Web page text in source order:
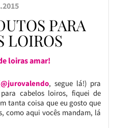
PARA
LOIROS
loiras amar!
@jurovalendo, segue lá!) pra
cabelos loiros, fiquei de
tanta coisa que eu gosto que
como aqui vocês mandam, lá